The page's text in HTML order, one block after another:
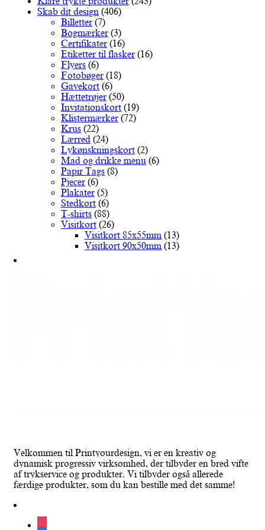
vælges
på
varesiden
Skab dit design (406)
Billetter (7)
Bogmærker (3)
Certifikater (16)
Etiketter til flasker (16)
Flyers (6)
Fotobøger (18)
Gavekort (6)
Hættetrøjer (50)
Invitationskort (19)
Klistermærker (72)
Krus (22)
Lærred (24)
Lykønskningskort (2)
Mad og drikke menu (6)
Papir Tags (8)
Pjecer (6)
Plakater (5)
Stedkort (6)
T-shirts (88)
Visitkort (26)
Visitkort 85x55mm (13)
Visitkort 90x50mm (13)
Velkommen til Printyourdesign, vi er en kreativ og
dynamisk progressiv virksomhed, der tilbyder en bred vifte
af trykservice og produkter. Vi tilbyder også allerede
færdige produkter, som du kan bestille med det samme!
instagram